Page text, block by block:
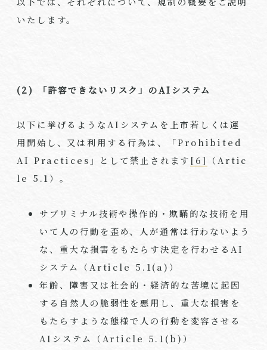
いたします。
(2) 「許容できないリスク」のAI システム
以下に挙げるようなAI システムを上市若しくは運
用開始し、又は利用する行為は、「Prohibited
AI Practices 」として禁止されます [6] （Artic
le 5.1）。
サブリミナル技術や操作的・欺瞞的な技術を用
いて人の行動を歪め、人が通常は行わないよう
な、重大な損害をもたらす決定を行わせる AI
システム（ Article 5.1(a) ）
年齢、障害又は社会的・経済的な苦境に起因
する自然人の脆弱性を悪用し、重大な損害を
もたらすような態様で人の行動を変容させる
AI システム（ Article 5.1(b) ）